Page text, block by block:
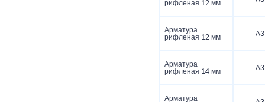
рифленая 12 мм
Арматура
рифленая 12 мм
А3
Арматура
рифленая 14 мм
А3
Арматура